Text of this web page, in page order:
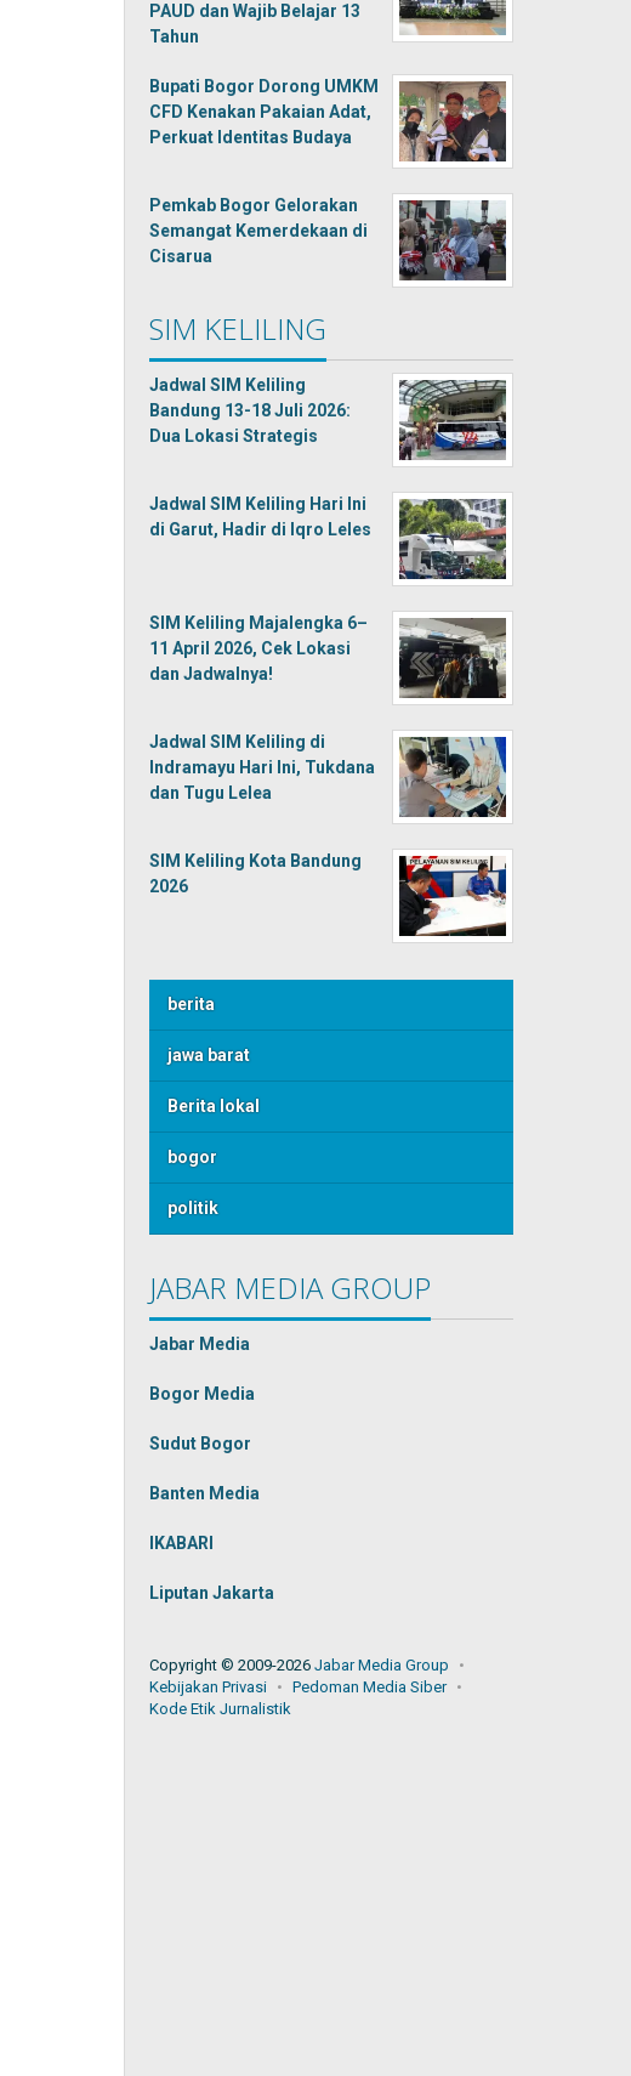
PAUD dan Wajib Belajar 13
Tahun
Bupati Bogor Dorong UMKM
CFD Kenakan Pakaian Adat,
Perkuat Identitas Budaya
Pemkab Bogor Gelorakan
Semangat Kemerdekaan di
Cisarua
SIM KELILING
Jadwal SIM Keliling
Bandung 13-18 Juli 2026:
Dua Lokasi Strategis
Jadwal SIM Keliling Hari Ini
di Garut, Hadir di Iqro Leles
SIM Keliling Majalengka 6–
11 April 2026, Cek Lokasi
dan Jadwalnya!
Jadwal SIM Keliling di
Indramayu Hari Ini, Tukdana
dan Tugu Lelea
SIM Keliling Kota Bandung
2026
berita
jawa barat
Berita lokal
bogor
politik
JABAR MEDIA GROUP
Jabar Media
Bogor Media
Sudut Bogor
Banten Media
IKABARI
Liputan Jakarta
Copyright © 2009-2026Jabar Media Group
Kebijakan Privasi
Pedoman Media Siber
Kode Etik Jurnalistik